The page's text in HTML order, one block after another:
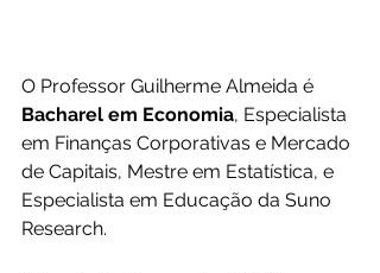
O Professor Guilherme Almeida é
Bacharel em Economia, Especialista
em Finanças Corporativas e Mercado
de Capitais, Mestre em Estatística, e
Especialista em Educação da Suno
Research.